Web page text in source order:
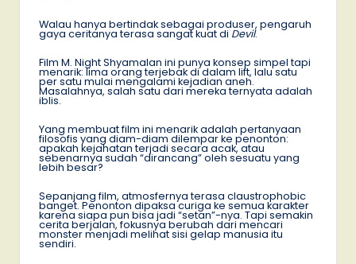
Walau hanya bertindak sebagai produser, pengaruh
gaya ceritanya terasa sangat kuat di Devil.
Film M. Night Shyamalan ini punya konsep simpel tapi
menarik: lima orang terjebak di dalam lift, lalu satu
per satu mulai mengalami kejadian aneh.
Masalahnya, salah satu dari mereka ternyata adalah
iblis.
Yang membuat film ini menarik adalah pertanyaan
filosofis yang diam-diam dilempar ke penonton:
apakah kejahatan terjadi secara acak, atau
sebenarnya sudah “dirancang” oleh sesuatu yang
lebih besar?
Sepanjang film, atmosfernya terasa claustrophobic
banget. Penonton dipaksa curiga ke semua karakter
karena siapa pun bisa jadi “setan”-nya. Tapi semakin
cerita berjalan, fokusnya berubah dari mencari
monster menjadi melihat sisi gelap manusia itu
sendiri.